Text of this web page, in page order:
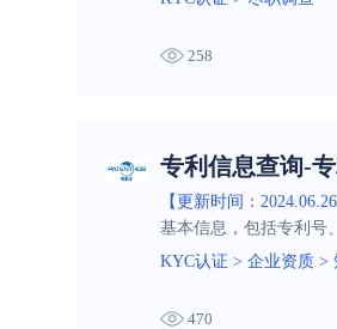
258
专利信息查询-
【更新时间：2024.06.26
基本信息，包括专利号
KYC认证 > 企业资质 >
470